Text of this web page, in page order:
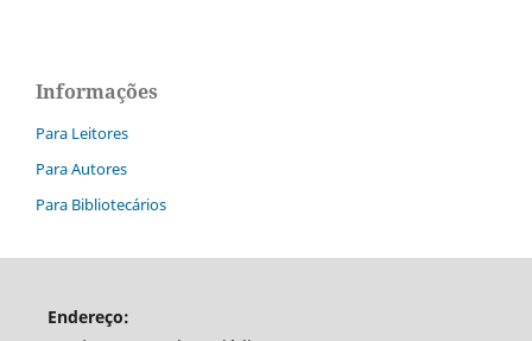
Informações
Para Leitores
Para Autores
Para Bibliotecários
Endereço: